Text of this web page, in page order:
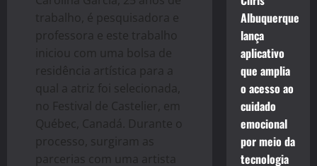
trabalho, é pesquisadora e
professora e este trabalho
iniciou com uma bolsa de
residência artística para a
qual a atriz foi selecionada,
no Festival de Castelier, em
Québec, Canadá. Durante o
processo, surgiram as
parcerias com uma artista
Albuquerque
lança
aplicativo
que amplia
o acesso ao
cuidado
emocional
por meio da
tecnologia